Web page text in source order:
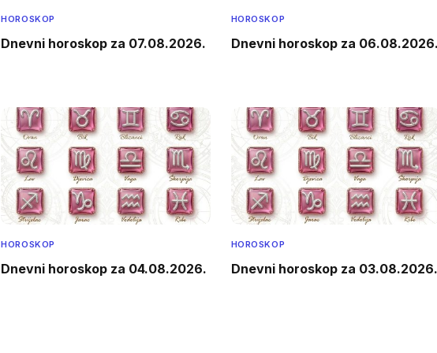
HOROSKOP
Dnevni horoskop za 07.08.2026.
HOROSKOP
Dnevni horoskop za
HOROSKOP
Dnevni horoskop za 04.08.2026.
HOROSKOP
Dnevni horoskop za 03.08.2026.